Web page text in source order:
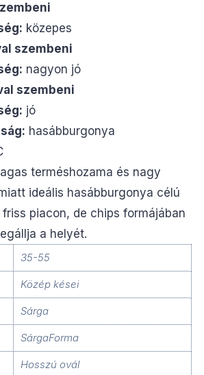
közepes
szembeni
nagyon jó
szembeni
jó
hasábburgonya
terméshozama és nagy
ideális hasábburgonya célú
piacon, de chips formájában
a helyét.
35-55
Közép kései
Sárga
SárgaForma
Hosszú ovál